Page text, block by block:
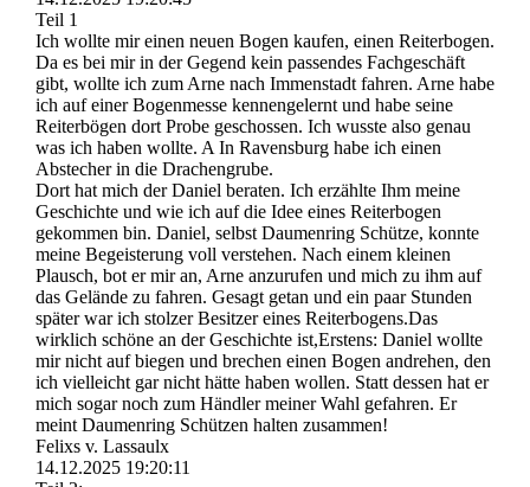
Teil 1
Ich wollte mir einen neuen Bogen kaufen, einen Reiterbogen.
Da es bei mir in der Gegend kein passendes Fachgeschäft
gibt, wollte ich zum Arne nach Immenstadt fahren. Arne habe
ich auf einer Bogenmesse kennengelernt und habe seine
Reiterbögen dort Probe geschossen. Ich wusste also genau
was ich haben wollte. A In Ravensburg habe ich einen
Abstecher in die Drachengrube.
Dort hat mich der Daniel beraten. Ich erzählte Ihm meine
Geschichte und wie ich auf die Idee eines Reiterbogen
gekommen bin. Daniel, selbst Daumenring Schütze, konnte
meine Begeisterung voll verstehen. Nach einem kleinen
Plausch, bot er mir an, Arne anzurufen und mich zu ihm auf
das Gelände zu fahren. Gesagt getan und ein paar Stunden
später war ich stolzer Besitzer eines Reiterbogens.Das
wirklich schöne an der Geschichte ist,Erstens: Daniel wollte
mir nicht auf biegen und brechen einen Bogen andrehen, den
ich vielleicht gar nicht hätte haben wollen. Statt dessen hat er
mich sogar noch zum Händler meiner Wahl gefahren. Er
meint Daumenring Schützen halten zusammen!
Felixs v. Lassaulx
14.12.2025 19:20:11